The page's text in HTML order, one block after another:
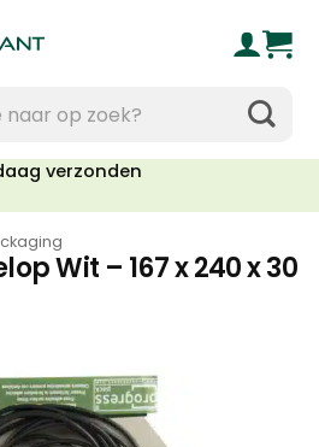
verzonden
Wit – 167 x 240 x 30